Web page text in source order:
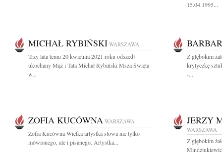
15.04.1995...
MICHAŁ RYBIŃSKI WARSZAWA
Trzy lata temu 20 kwietnia 2021 roku odszedł
ukochany Mąż i Tata Michał Rybiński Msza Święta
w...
Z głębokim
krytyczkę
-...
ZOFIA KUCÓWNA WARSZAWA
Zofia Kucówna Wielka artystka słowa nie tylko
mówionego, ale i pisanego. Artystka...
JERZY
WARSZAWA
Z głębokim